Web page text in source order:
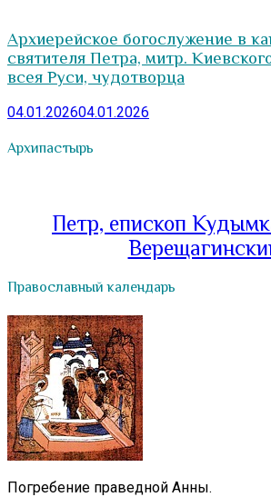
Архиерейское богослужение в
святителя Петра, митр.
всея Руси, чудотворца
04.01.202604.01.2026
Архипастырь
Петр, епископ
Православный календарь
Погребение праведной Анны.